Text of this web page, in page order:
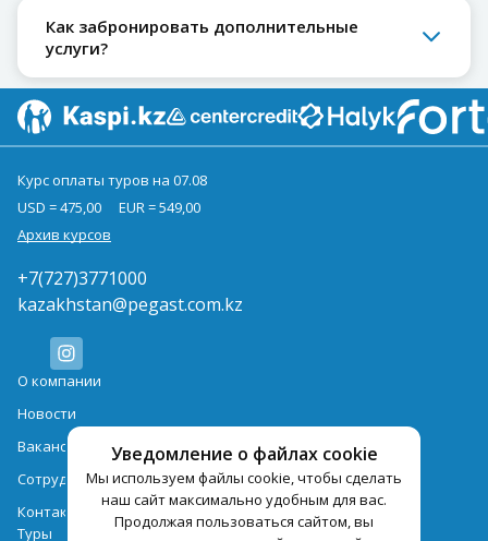
Как забронировать дополнительные
услуги?
Уведомление о файлах cookie
Мы используем файлы cookie, чтобы сделать
наш сайт максимально удобным для вас.
Продолжая пользоваться сайтом, вы
Курс оплаты туров на 07.08
USD = 475,00
EUR = 549,00
Архив курсов
+7(727)3771000
kazakhstan@pegast.com.kz
О компании
Новости
Вакансии
Сотрудничество
Контактная информация
Туры